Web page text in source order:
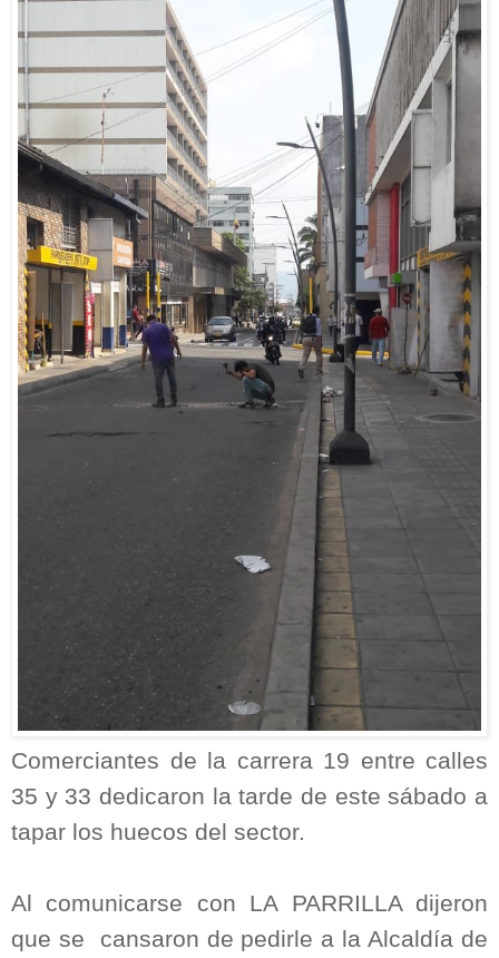
Comerciantes de la carrera 19 entre calles
35 y 33 dedicaron la tarde de este sábado a
tapar los huecos del sector.
Al comunicarse con LA PARRILLA dijeron
que se
cansaron de pedirle a la Alcaldía de